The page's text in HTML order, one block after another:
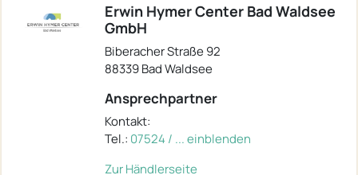
Erwin Hymer Center Bad Waldsee
GmbH
Biberacher Straße 92
88339 Bad Waldsee
Ansprechpartner
Kontakt:
Tel.: 07524 / ... einblenden
Zur Händlerseite